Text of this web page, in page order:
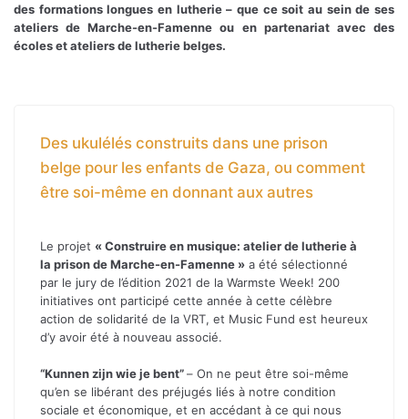
des formations longues en lutherie – que ce soit au sein de ses
ateliers de Marche-en-Famenne ou en partenariat avec des
écoles et ateliers de lutherie belges.
Des ukulélés construits dans une prison
belge pour les enfants de Gaza, ou comment
être soi-même en donnant aux autres
Le projet « Construire en musique: atelier de lutherie à
la prison de Marche-en-Famenne » a été sélectionné
par le jury de l’édition 2021 de la Warmste Week! 200
initiatives ont participé cette année à cette célèbre
action de solidarité de la VRT, et Music Fund est heureux
d’y avoir été à nouveau associé.
“Kunnen zijn wie je bent”– On ne peut être soi-même
qu’en se libérant des préjugés liés à notre condition
sociale et économique, et en accédant à ce qui nous